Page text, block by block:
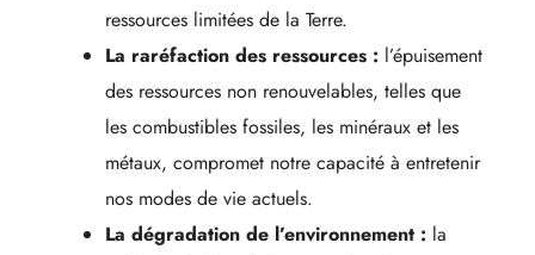
ressources limitées de la Terre.
La raréfaction des ressources : l’épuisement
des ressources non renouvelables, telles que
les combustibles fossiles, les minéraux et les
métaux, compromet notre capacité à entretenir
nos modes de vie actuels.
La dégradation de l’environnement : la